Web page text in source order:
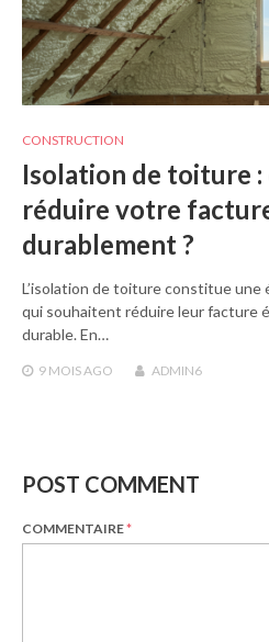
CONSTRUCTION
Isolation de toiture
réduire votre
durablement ?
L’isolation de toiture constitue une
qui souhaitent réduire leur facture
durable. En…
9 MOISAGO ADMIN6
POST COMMENT
COMMENTAIRE*